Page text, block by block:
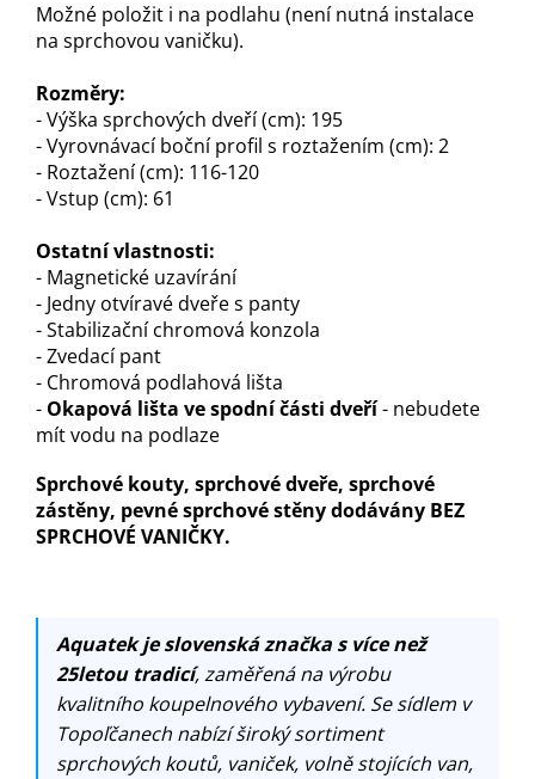
Možné položit i na podlahu (není nutná instalace
na sprchovou vaničku).
Rozměry:
- Výška sprchových dveří (cm): 195
- Vyrovnávací boční profil s roztažením (cm): 2
- Roztažení (cm): 116-120
- Vstup (cm): 61
Ostatní vlastnosti:
- Magnetické uzavírání
- Jedny otvíravé dveře s panty
- Stabilizační chromová konzola
- Zvedací pant
- Chromová podlahová lišta
- Okapová lišta ve spodní části dveří- nebudete
mít vodu na podlaze
Sprchové kouty, sprchové dveře, sprchové
zástěny, pevné sprchové stěny dodávány BEZ
SPRCHOVÉ VANIČKY.
Aquatek je slovenská značka s více než
25letou tradicí, zaměřená na výrobu
kvalitního koupelnového vybavení. Se sídlem v
Topoľčanech nabízí široký sortiment
sprchových koutů, vaniček, volně stojících van,